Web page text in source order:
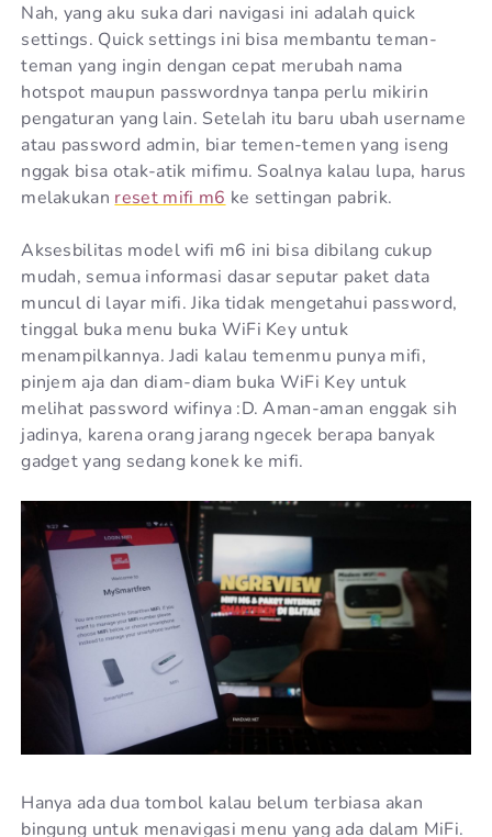
Nah, yang aku suka dari navigasi ini adalah quick
settings. Quick settings ini bisa membantu teman-
teman yang ingin dengan cepat merubah nama
hotspot maupun passwordnya tanpa perlu mikirin
pengaturan yang lain. Setelah itu baru ubah username
atau password admin, biar temen-temen yang iseng
nggak bisa otak-atik mifimu. Soalnya kalau lupa, harus
melakukanreset mifi m6ke settingan pabrik.
Aksesbilitas model wifi m6 ini bisa dibilang cukup
mudah, semua informasi dasar seputar paket data
muncul di layar mifi. Jika tidak mengetahui password,
tinggal buka menu buka WiFi Key untuk
menampilkannya. Jadi kalau temenmu punya mifi,
pinjem aja dan diam-diam buka WiFi Key untuk
melihat password wifinya :D. Aman-aman enggak sih
jadinya, karena orang jarang ngecek berapa banyak
gadget yang sedang konek ke mifi.
Hanya ada dua tombol kalau belum terbiasa akan
bingung untuk menavigasi menu yang ada dalam MiFi.